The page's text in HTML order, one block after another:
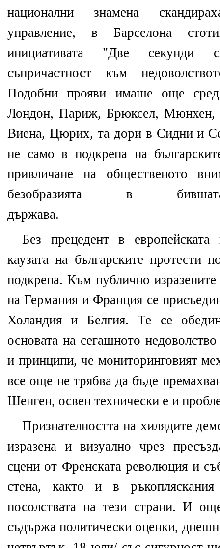
национални знамена
управление, в Барселона
инициативата "Две секунди
съпричастност към
Подобни прояви имаше още
Лондон, Париж, Брюксел, Мюнхен,
Виена, Цюрих, та дори в Сидни и
не само в подкрепа на
привличане на общественото
безобразията в
държава.
Без прецедент в
каузата на българските протести
подкрепа. Към публично
на Германия и Франция се
Холандия и Белгия. Те се
основата на сегашното
и принципи, че мониторинговият
все още не трябва да бъде
Шенген, освен технически е и
Признателността на хилядите
изразена и визуално чрез
сцени от Френската революция и
стена, както и в
посолствата на тези страни. И
съдържа политически оценки,